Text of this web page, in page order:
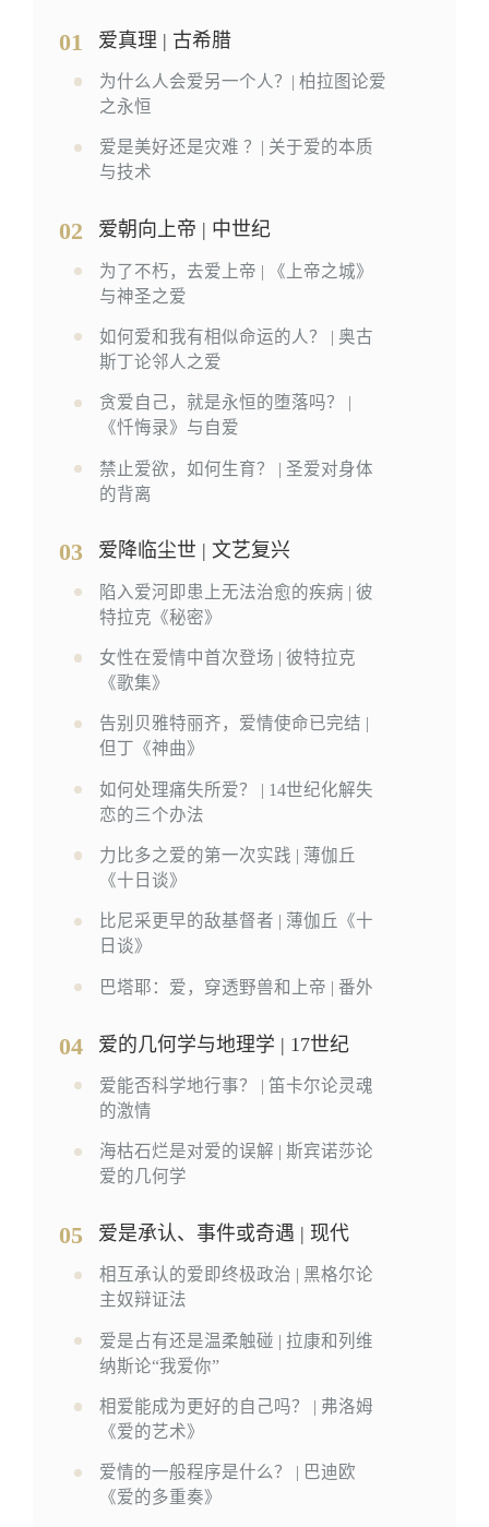
01 爱真理 | 古希腊
为什么人会爱另一个人？| 柏拉图论爱
之永恒
爱是美好还是灾难 ？| 关于爱的本质
与技术
02 爱朝向上帝 | 中世纪
为了不朽，去爱上帝 | 《上帝之城》
与神圣之爱
如何爱和我有相似命运的人？ | 奥古
斯丁论邻人之爱
贪爱自己，就是永恒的堕落吗？ |
《忏悔录》与自爱
禁止爱欲，如何生育？ | 圣爱对身体
的背离
03 爱降临尘世 | 文艺复兴
陷入爱河即患上无法治愈的疾病 | 彼
特拉克《秘密》
女性在爱情中首次登场 | 彼特拉克
《歌集》
告别贝雅特丽齐，爱情使命已完结 |
但丁《神曲》
如何处理痛失所爱？ | 14世纪化解失
恋的三个办法
力比多之爱的第一次实践 | 薄伽丘
《十日谈》
比尼采更早的敌基督者 | 薄伽丘《十
日谈》
巴塔耶：爱，穿透野兽和上帝 | 番外
04 爱的几何学与地理学 | 17世纪
爱能否科学地行事？ | 笛卡尔论灵魂
的激情
海枯石烂是对爱的误解 | 斯宾诺莎论
爱的几何学
05 爱是承认、事件或奇遇 | 现代
相互承认的爱即终极政治 | 黑格尔论
主奴辩证法
爱是占有还是温柔触碰 | 拉康和列维
纳斯论“我爱你”
相爱能成为更好的自己吗？ | 弗洛姆
《爱的艺术》
爱情的一般程序是什么？ | 巴迪欧
《爱的多重奏》